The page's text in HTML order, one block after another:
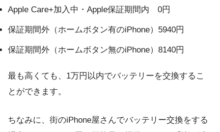
Apple Care+加入中・Apple保証期間内 0円
保証期間外（ホームボタン有のiPhone）5940円
保証期間外（ホームボタン無のiPhone）8140円
最も高くても、1万円以内でバッテリーを交換するこ
とができます。
ちなみに、街のiPhone屋さんでバッテリー交換をする